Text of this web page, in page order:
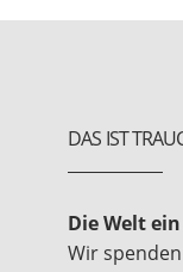
DAS IST
Die Welt
Wir